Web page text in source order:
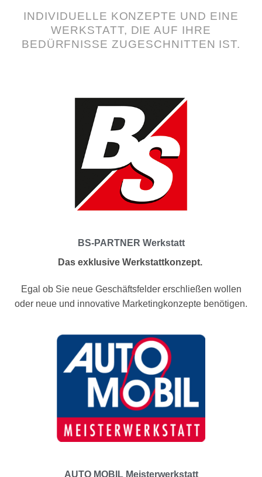
INDIVIDUELLE KONZEPTE UND EINE
WERKSTATT, DIE AUF IHRE
BEDÜRFNISSE ZUGESCHNITTEN IST.
BS-PARTNER Werkstatt
Das exklusive Werkstattkonzept.
Egal ob Sie neue Geschäftsfelder erschließen wollen
oder neue und innovative Marketingkonzepte benötigen.
AUTO MOBIL Meisterwerkstatt